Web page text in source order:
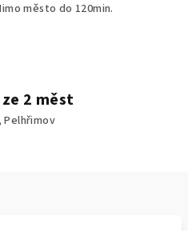
město do 120min.
2 měst
Pelhřimov